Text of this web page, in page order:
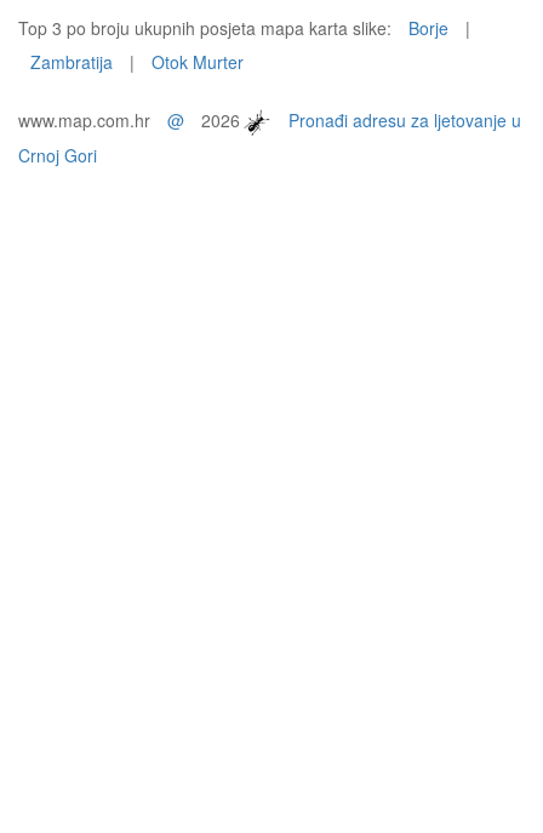
Top 3 po broju ukupnih posjeta mapa karta slike: Borje
|
Zambratija
| Otok Murter
www.map.com.hr @ 2026
Pronađi adresu za ljetovanje u
Crnoj Gori